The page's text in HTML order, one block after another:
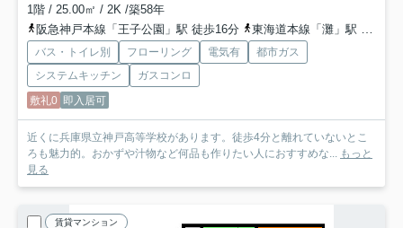
1階 / 25.00㎡ / 2K /築58年
阪急神戸本線「王子公園」駅 徒歩16分
東海道本線「灘」駅 徒歩21分
バス・トイレ別 フローリング 電気有
都市ガス
システムキッチン
ガスコンロ
敷礼0 即入居可
近くに兵庫県立神戸高等学校があります。徒歩4分と離れていないとこ
ろも魅力的。おかずや汁物など何品も作りたい人におすすめな...
もっと
見る
賃貸マンション